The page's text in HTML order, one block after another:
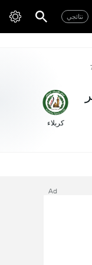
نتائجي
كربلاء
Ad